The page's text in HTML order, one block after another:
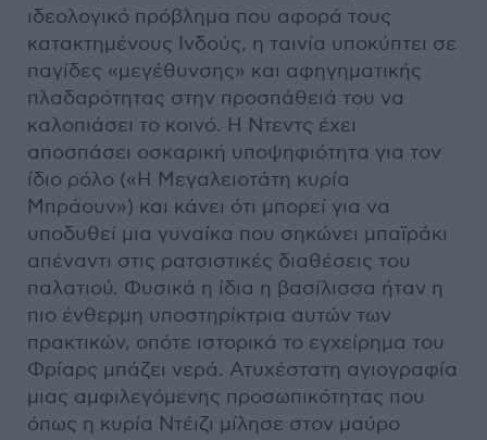
ιδεολογικό πρόβλημα που αφορά τους
κατακτημένους Ινδούς, η ταινία υποκύπτει σε
παγίδες «μεγέθυνσης» και αφηγηματικής
πλαδαρότητας στην προσπάθειά του να
καλοπιάσει το κοινό. Η Ντεντς έχει
αποσπάσει οσκαρική υποψηφιότητα για τον
ίδιο ρόλο («Η Μεγαλειοτάτη κυρία
Μπράουν») και κάνει ότι μπορεί για να
υποδυθεί μια γυναίκα που σηκώνει μπαϊράκι
απέναντι στις ρατσιστικές διαθέσεις του
παλατιού. Φυσικά η ίδια η βασίλισσα ήταν η
πιο ένθερμη υποστηρίκτρια αυτών των
πρακτικών, οπότε ιστορικά το εγχείρημα του
Φρίαρς μπάζει νερά. Ατυχέστατη αγιογραφία
μιας αμφιλεγόμενης προσωπικότητας που
όπως η κυρία Ντέιζι μίλησε στον μαύρο